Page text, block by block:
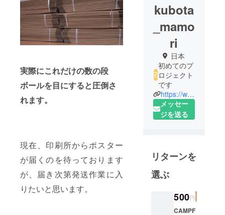
実際にこれだけの数の段
ボールを目にすると圧倒さ
れます。
現在、印刷所からポスター
が届くのを待っております
が、届き次第発送作業に入
りたいと思います。
kubota
_mamo
ri
日本
初めてのプ
ロジェクト
です
https://www.instagram.com/mam0rij/
メッセー
ジを送る
リターンを
選ぶ
500円
CAMPF